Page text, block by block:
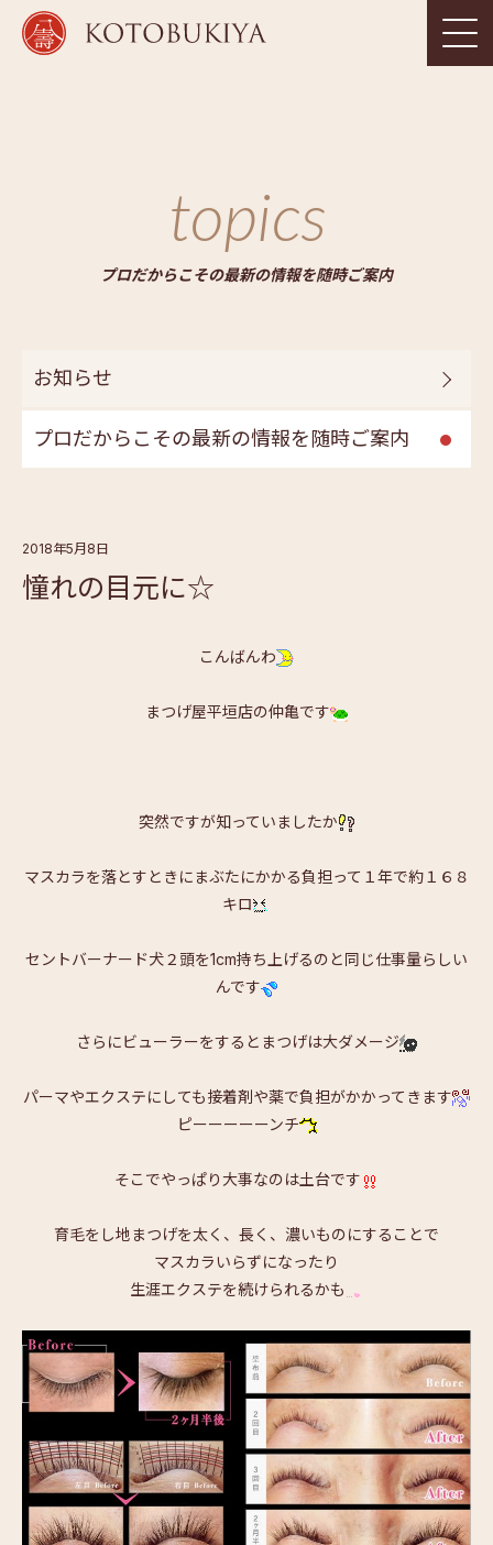
topics
プロだからこその最新の情報を随時ご案内
お知らせ
プロだからこその最新の情報を随時ご案内
2018年5月8日
憧れの目元に☆
こんばんわ
まつげ屋平垣店の仲亀です
突然ですが知っていましたか
マスカラを落とすときにまぶたにかかる負担って１年で約１６８
キロ
セントバーナード犬２頭を1cm持ち上げるのと同じ仕事量らしい
んです
さらにビューラーをするとまつげは大ダメージ
パーマやエクステにしても接着剤や薬で負担がかかってきます
ピーーーーーンチ
そこでやっぱり大事なのは土台です
育毛をし地まつげを太く、長く、濃いものにすることで
マスカラいらずになったり
生涯エクステを続けられるかも